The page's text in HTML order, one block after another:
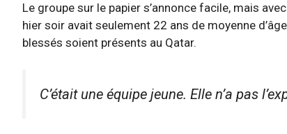
Le groupe sur le papier s’annonce facile, mais
hier soir avait seulement 22 ans de moyenne
blessés soient présents au Qatar.
C’était une équipe jeune. Elle n’a pas